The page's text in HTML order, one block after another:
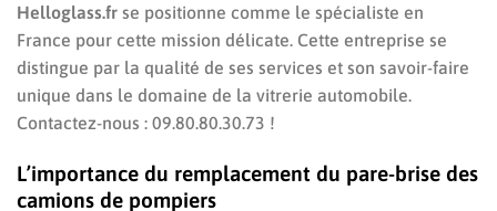
Helloglass.fr se positionne comme le spécialiste en
France pour cette mission délicate. Cette entreprise se
distingue par la qualité de ses services et son savoir-faire
unique dans le domaine de la vitrerie automobile.
Contactez-nous : 09.80.80.30.73 !
L’importance du remplacement du pare-brise des
camions de pompiers